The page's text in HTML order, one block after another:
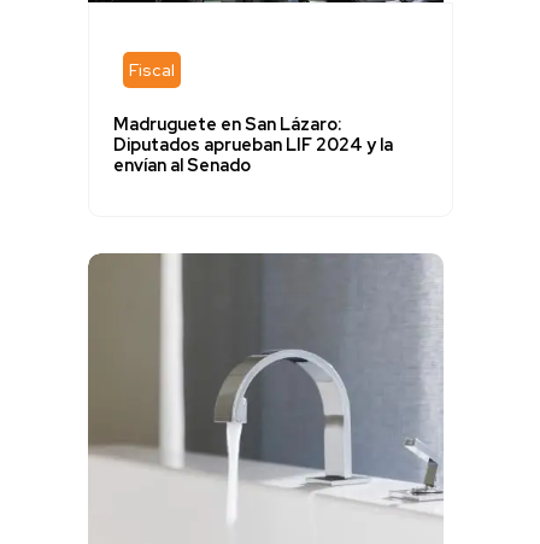
Fiscal
Madruguete en San Lázaro:
Diputados aprueban LIF 2024 y la
envían al Senado